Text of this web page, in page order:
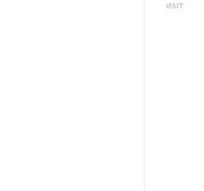
VISIT